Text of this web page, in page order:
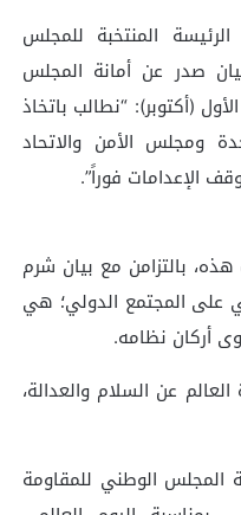
المنتخبة للمجلس
صدر عن أمانة المجلس
بتاريخ 15 تشرين الأول (أكتوبر): “نطالب باتخاذ
ومجلس الأمن والاتحاد
الإعدامات فوراً”.
بالتزامن مع بيان شرم
على المجتمع الدولي؛ هي
أركان نظامه.
عن السلام والعدالة،
المجلس الوطني للمقاومة